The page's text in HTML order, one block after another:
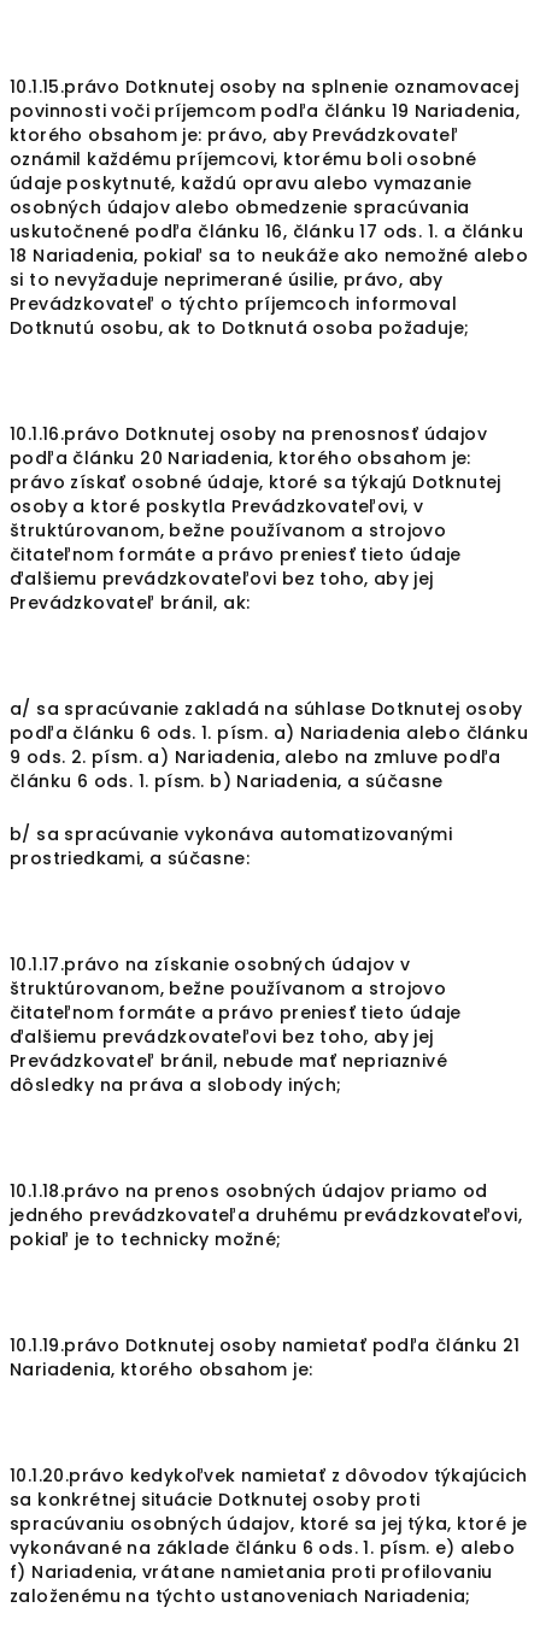
10.1.15.právo Dotknutej osoby na splnenie oznamovacej
povinnosti voči príjemcom podľa článku 19 Nariadenia,
ktorého obsahom je: právo, aby Prevádzkovateľ
oznámil každému príjemcovi, ktorému boli osobné
údaje poskytnuté, každú opravu alebo vymazanie
osobných údajov alebo obmedzenie spracúvania
uskutočnené podľa článku 16, článku 17 ods. 1. a článku
18 Nariadenia, pokiaľ sa to neukáže ako nemožné alebo
si to nevyžaduje neprimerané úsilie, právo, aby
Prevádzkovateľ o týchto príjemcoch informoval
Dotknutú osobu, ak to Dotknutá osoba požaduje;
10.1.16.právo Dotknutej osoby na prenosnosť údajov
podľa článku 20 Nariadenia, ktorého obsahom je:
právo získať osobné údaje, ktoré sa týkajú Dotknutej
osoby a ktoré poskytla Prevádzkovateľovi, v
štruktúrovanom, bežne používanom a strojovo
čitateľnom formáte a právo preniesť tieto údaje
ďalšiemu prevádzkovateľovi bez toho, aby jej
Prevádzkovateľ bránil, ak:
a/ sa spracúvanie zakladá na súhlase Dotknutej osoby
podľa článku 6 ods. 1. písm. a) Nariadenia alebo článku
9 ods. 2. písm. a) Nariadenia, alebo na zmluve podľa
článku 6 ods. 1. písm. b) Nariadenia, a súčasne
b/ sa spracúvanie vykonáva automatizovanými
prostriedkami, a súčasne:
10.1.17.právo na získanie osobných údajov v
štruktúrovanom, bežne používanom a strojovo
čitateľnom formáte a právo preniesť tieto údaje
ďalšiemu prevádzkovateľovi bez toho, aby jej
Prevádzkovateľ bránil, nebude mať nepriaznivé
dôsledky na práva a slobody iných;
10.1.18.právo na prenos osobných údajov priamo od
jedného prevádzkovateľa druhému prevádzkovateľovi,
pokiaľ je to technicky možné;
10.1.19.právo Dotknutej osoby namietať podľa článku 21
Nariadenia, ktorého obsahom je:
10.1.20.právo kedykoľvek namietať z dôvodov týkajúcich
sa konkrétnej situácie Dotknutej osoby proti
spracúvaniu osobných údajov, ktoré sa jej týka, ktoré je
vykonávané na základe článku 6 ods. 1. písm. e) alebo
f) Nariadenia, vrátane namietania proti profilovaniu
založenému na týchto ustanoveniach Nariadenia;